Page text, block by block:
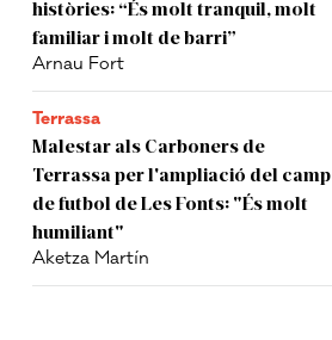
històries: “És molt tranquil, molt
familiar i molt de barri”
Arnau Fort
Terrassa
Malestar als Carboners de
Terrassa per l'ampliació del camp
de futbol de Les Fonts: "És molt
humiliant"
Aketza Martín